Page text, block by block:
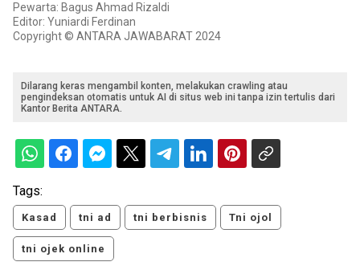
Pewarta: Bagus Ahmad Rizaldi
Editor: Yuniardi Ferdinan
Copyright © ANTARA JAWABARAT 2024
Dilarang keras mengambil konten, melakukan crawling atau
pengindeksan otomatis untuk AI di situs web ini tanpa izin tertulis dari
Kantor Berita ANTARA.
Tags:
Kasad tni ad tni berbisnis Tni ojol
tni ojek online